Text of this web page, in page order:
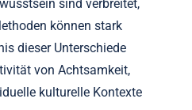
betont Achtsamkeit
kognitive Vorteile. Im
sich östliche
Wachstum und
Diese kulturellen